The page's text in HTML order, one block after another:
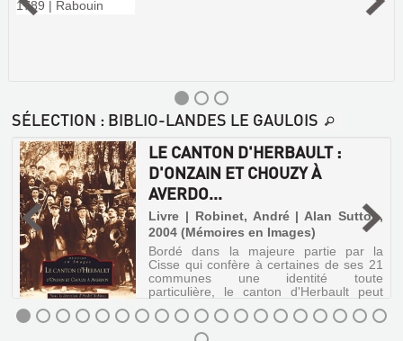
SÉLECTION : BIBLIO-LANDES LE GAULOIS
LE CANTON D'HERBAULT :
D'ONZAIN ET CHOUZY À
AVERDO...
Livre | Robinet, André | Alan Sutton,
2004 (Mémoires en Images)
Bordé dans la majeure partie par la
Cisse qui confère à certaines de ses 21
communes une identité toute
particulière, le canton d'Herbault peut
tout autant se diviser en trois ensembles
géographiquement, historiquement et
architec...